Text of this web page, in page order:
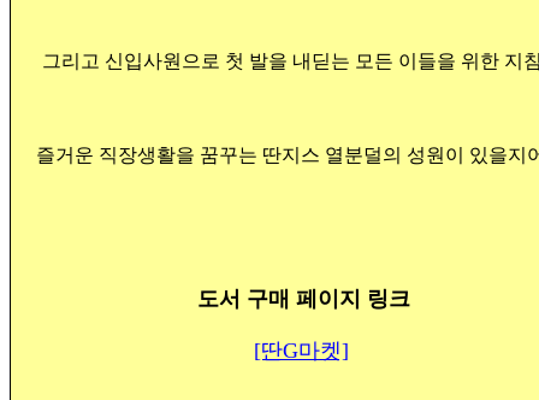
그리고 신입사원으로 첫 발을 내딛는 모든 이들을 위한 지
즐거운 직장생활을 꿈꾸는 딴지스 열분덜의 성원이 있을지
도서 구매 페이지 링크
[딴G마켓]